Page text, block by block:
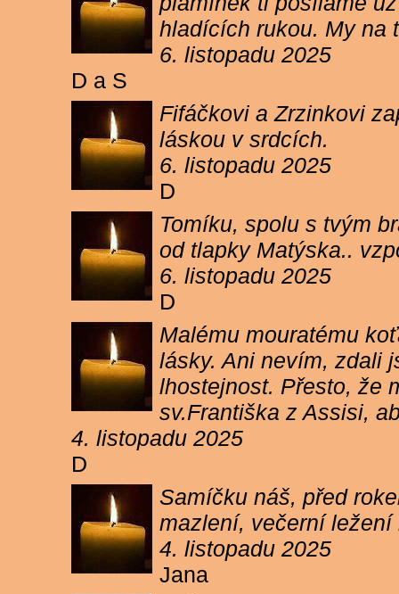
hladících rukou. My na
6. listopadu 2025
D a S
Fifáčkovi a Zrzinkovi
láskou v srdcích.
6. listopadu 2025
D
Tomíku, spolu s tvým
od tlapky Matýska..
6. listopadu 2025
D
Malému mouratému
lásky. Ani nevím, zdali
lhostejnost. Přesto, že
sv.Františka z Assisi,
4. listopadu 2025
D
Samíčku náš, před
mazlení, večerní
4. listopadu 2025
Jana